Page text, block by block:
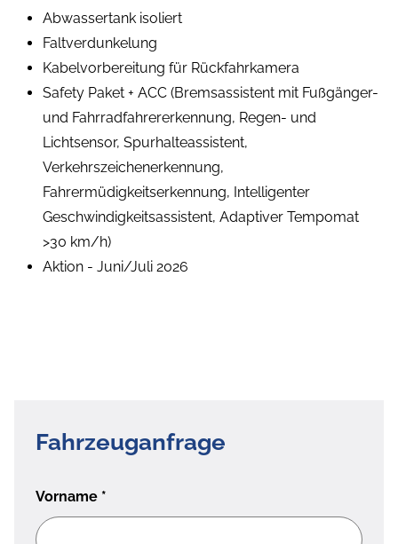
Abwassertank isoliert
Faltverdunkelung
Kabelvorbereitung für Rückfahrkamera
Safety Paket + ACC (Bremsassistent mit Fußgänger-
und Fahrradfahrererkennung, Regen- und
Lichtsensor, Spurhalteassistent,
Verkehrszeichenerkennung,
Fahrermüdigkeitserkennung, Intelligenter
Geschwindigkeitsassistent, Adaptiver Tempomat
>30 km/h)
Aktion - Juni/Juli 2026
Fahrzeuganfrage
Vorname *